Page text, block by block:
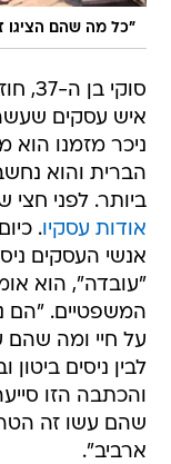
"כל מה שהם הציגו
איש עסקים
ניכר מזמנו
הברית והוא
ביותר. לפני חצי
אודות עסקיו.
אנשי העסקים
"עובדה", הוא
המשפטיים. "הם
על חיי ומה שהם
לבין ניסים
והכתבה הזו
שהם עשו זה
ארביב".